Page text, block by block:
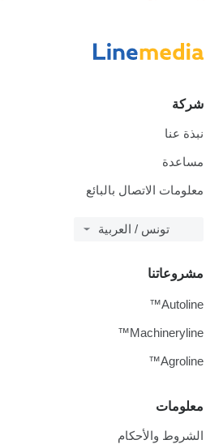
شركة
نبذة عنا
مساعدة
معلومات الاتصال بالبائع
تونس / العربية
معلومات
الشروط والأحكام
مشروعاتنا
Autoline™
Machineryline™
Agroline™